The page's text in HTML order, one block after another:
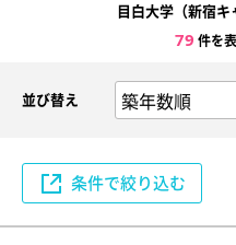
目白大学（新宿キ
79 件を
並び替え
条件で絞り込む